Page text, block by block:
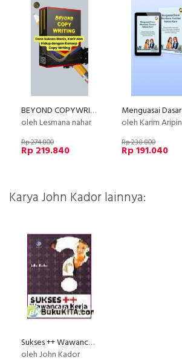
BEYOND COPYWRITING (E-Course)
oleh Lesmana nahar
Rp 274.800
Rp 219.840
oleh Karim Aripin
Rp 238.800
Rp 191.040
Karya John Kador lainnya:
Sukses ++ Wawancara Kerja Dilengkapi 201 Pertanyaan Terbaik
oleh John Kador